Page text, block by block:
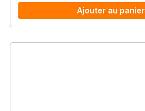
Ajouter au panier